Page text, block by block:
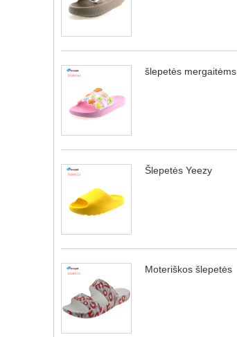
šlepetės mergaitėms
Šlepetės Yeezy
Moteriškos šlepetės